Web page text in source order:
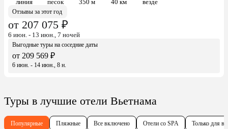
линия песок 350 м 40 км
везде
Отзывы за этот год
от 207 075 ₽
6 июн. - 13 июн., 7 ночей
Выгодные туры на соседние даты
от 209 569 ₽
6 июн. - 14 июн., 8 н.
Туры в лучшие отели Вьетнама
Популярные Пляжные Все включено Отели со SPA Только для